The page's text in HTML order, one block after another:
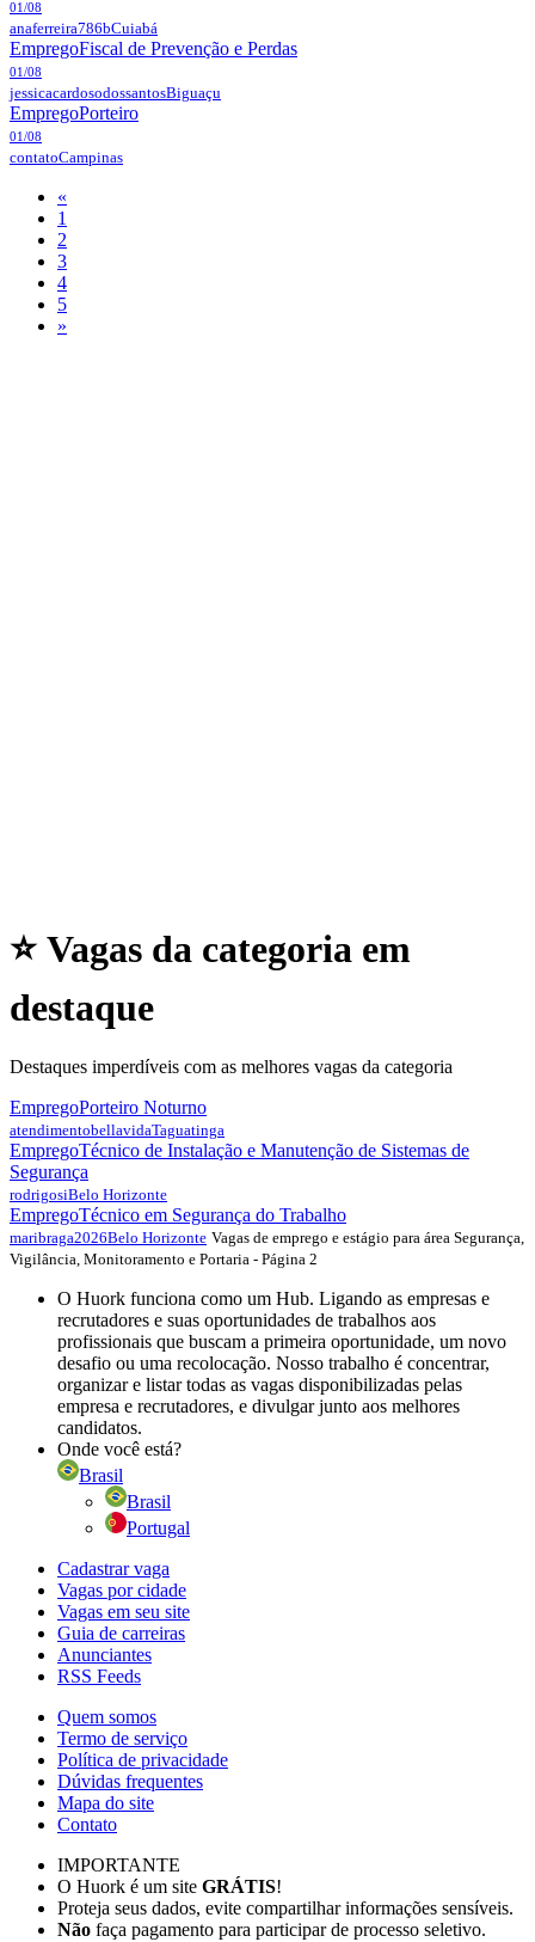
01/08
anaferreira786bCuiabá
EmpregoFiscal de Prevenção e Perdas
01/08
jessicacardosodossantosBiguaçu
EmpregoPorteiro
01/08
contatoCampinas
«
1
2
3
4
5
»
⭐ Vagas da categoria em
destaque
Destaques imperdíveis com as melhores vagas da categoria
EmpregoPorteiro Noturno
atendimentobellavidaTaguatinga
EmpregoTécnico de Instalação e Manutenção de Sistemas de
Segurança
rodrigosiBelo Horizonte
EmpregoTécnico em Segurança do Trabalho
maribraga2026Belo Horizonte Vagas de emprego e estágio para área Segurança,
Vigilância, Monitoramento e Portaria - Página 2
O Huork funciona como um Hub. Ligando as empresas e
recrutadores e suas oportunidades de trabalhos aos
profissionais que buscam a primeira oportunidade, um novo
desafio ou uma recolocação. Nosso trabalho é concentrar,
organizar e listar todas as vagas disponibilizadas pelas
empresa e recrutadores, e divulgar junto aos melhores
candidatos.
Onde você está?
Brasil
Brasil
Portugal
Cadastrar vaga
Vagas por cidade
Vagas em seu site
Guia de carreiras
Anunciantes
RSS Feeds
Quem somos
Termo de serviço
Política de privacidade
Dúvidas frequentes
Mapa do site
Contato
IMPORTANTE
O Huork é um site GRÁTIS!
Proteja seus dados, evite compartilhar informações sensíveis.
Não faça pagamento para participar de processo seletivo.